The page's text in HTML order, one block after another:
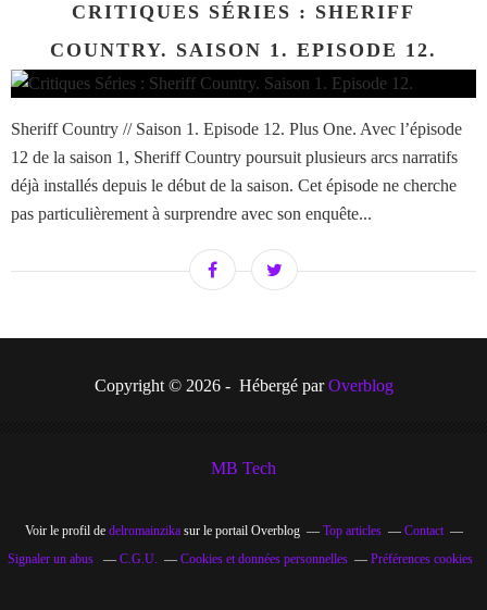
CRITIQUES SÉRIES : SHERIFF
COUNTRY. SAISON 1. EPISODE 12.
Sheriff Country // Saison 1. Episode 12. Plus One. Avec l’épisode
12 de la saison 1, Sheriff Country poursuit plusieurs arcs narratifs
déjà installés depuis le début de la saison. Cet épisode ne cherche
pas particulièrement à surprendre avec son enquête...
Copyright © 2026 - Hébergé parOverblog
MB Tech
Voir le profil de delromainzikasur le portail Overblog Top articles
Contact
Signaler un abus
C.G.U. Cookies et données personnelles Préférences cookies